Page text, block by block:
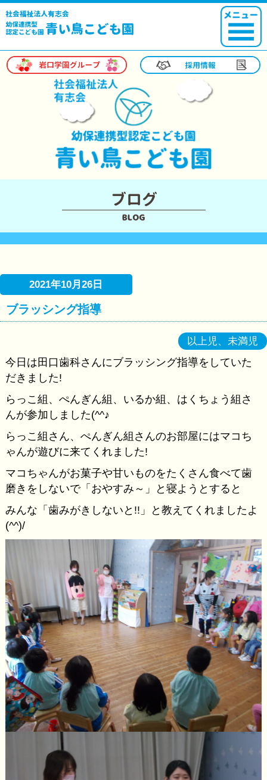
2021年10月26日
ブラッシング指導
以上児、未満児
今日は田口歯科さんにブラッシング指導をしていた
だきました!
らっこ組、ぺんぎん組、いるか組、はくちょう組さ
んが参加しました(^^♪
らっこ組さん、ぺんぎん組さんのお部屋にはマコち
ゃんが遊びに来てくれました!
マコちゃんがお菓子や甘いものをたくさん食べて歯
磨きをしないで「おやすみ～」と寝ようとすると
みんな「歯みがきしないと!!」と教えてくれましたよ
(^^)/